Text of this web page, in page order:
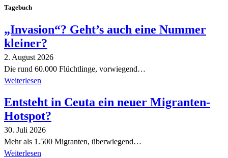
Tagebuch
„Invasion“? Geht’s auch eine Nummer
kleiner?
2. August 2026
Die rund 60.000 Flüchtlinge, vorwiegend…
Weiterlesen
Entsteht in Ceuta ein neuer Migranten-
Hotspot?
30. Juli 2026
Mehr als 1.500 Migranten, überwiegend…
Weiterlesen